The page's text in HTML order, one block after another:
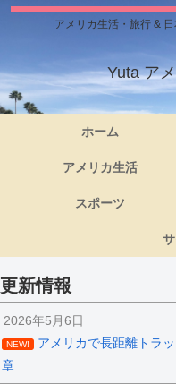
アメリカ生活・旅行 &
Yuta ア
ホーム
アメリカ生活
スポーツ
更新情報
2026年5月6日
NEW!
アメリカで長距離トラ
章